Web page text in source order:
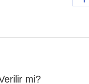
mi?